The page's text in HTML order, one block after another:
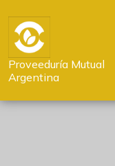
Proveeduría Mutual
Argentina